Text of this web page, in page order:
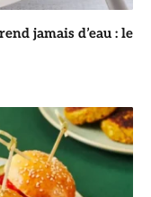
jamais d’eau : le